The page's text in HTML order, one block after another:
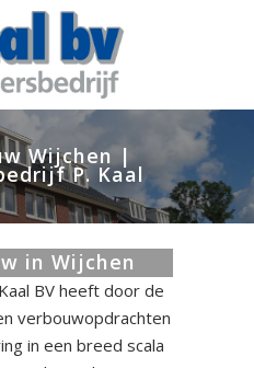
Wijchen |
P. Kaal
in Wijchen
BV heeft door de
verbouwopdrachten
in een breed scala